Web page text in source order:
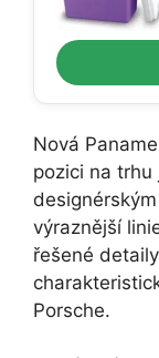
Nová
pozici na trhu
výraznější
řešené
Porsche.